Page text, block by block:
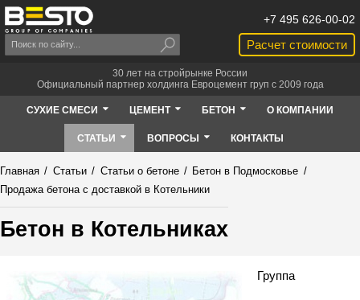
Расчет стоимости
+7 495 626-00-02
30 лет на стройрынке России
Официальный партнер холдинга Евроцемент груп с 2009 года
СУХИЕ СМЕСИ ЦЕМЕНТ БЕТОН О КОМПАНИИ
СТАТЬИ ВОПРОСЫ КОНТАКТЫ
Главная / Статьи / Статьи о бетоне / Бетон в Подмосковье /
Продажа бетона с доставкой в Котельники
Бетон в Котельниках
Группа